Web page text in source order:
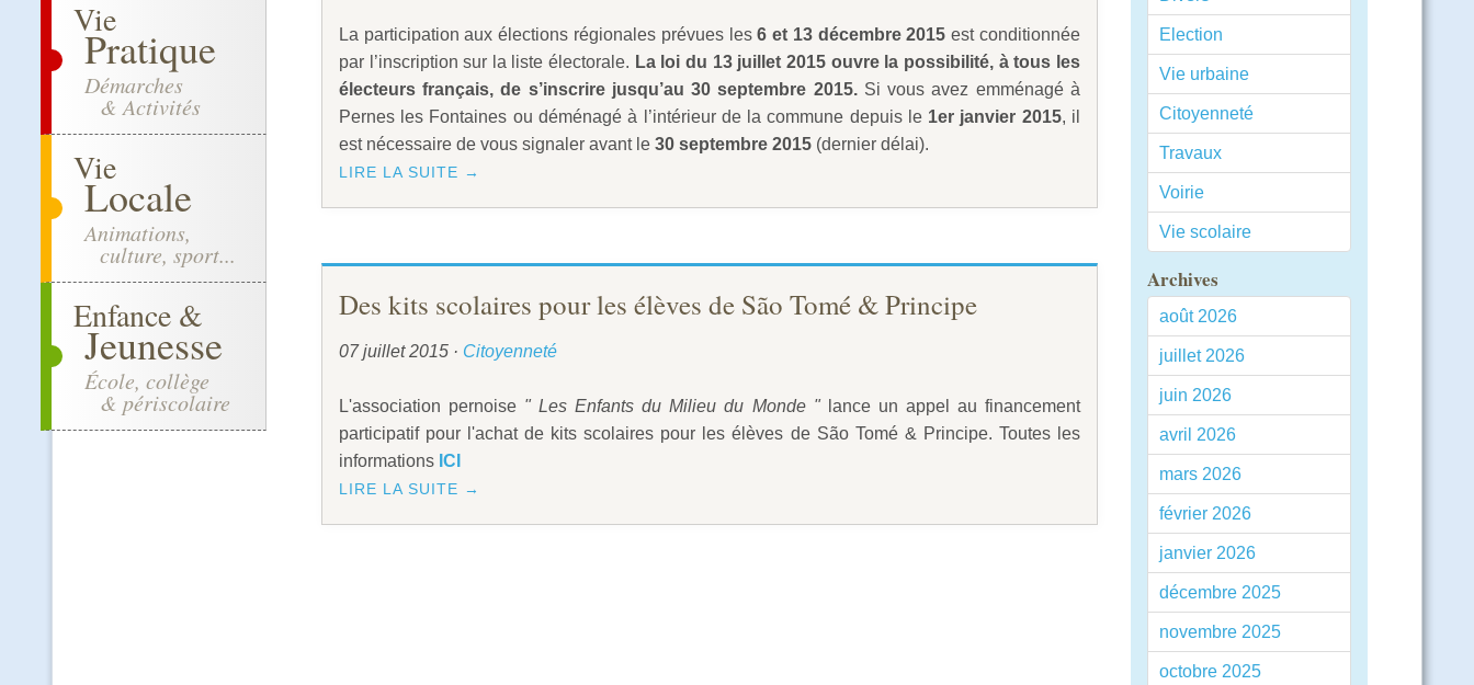
Vie
Pratique
Démarches
& Activités
Vie
Locale
Animations,
culture, sport...
Enfance &
Jeunesse
École, collège
& périscolaire
Election
Vie urbaine
Citoyenneté
Travaux
Voirie
Vie scolaire
Archives
août 2026
juillet 2026
juin 2026
avril 2026
mars 2026
février 2026
janvier 2026
décembre 2025
novembre 2025
octobre 2025
La participation aux élections régionales prévues les6 et 13 décembre 2015 est conditionnée
par l’inscription sur la liste électorale. La loi du 13 juillet 2015 ouvre la possibilité, à tous les
électeurs français, de s’inscrire jusqu’au 30 septembre 2015. Si vous avez emménagé à
Pernes les Fontaines ou déménagé à l’intérieur de la commune depuis le1er janvier 2015, il
est nécessaire de vous signaler avant le 30 septembre 2015 (dernier délai).
LIRE LA SUITE →
Des kits scolaires pour les élèves de São Tomé & Principe
07 juillet 2015 · Citoyenneté
L'association pernoise " Les Enfants du Milieu du Monde "lance un appel au financement
participatif pour l'achat de kits scolaires pour les élèves de São Tomé & Principe. Toutes les
informations ICI
LIRE LA SUITE →